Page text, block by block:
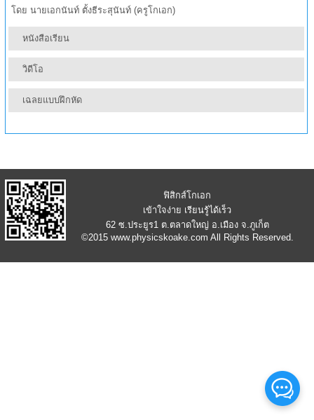
โดย นายเอกนันท์ ตั้งธีระสุนันท์ (ครูโกเอก)
หนังสือเรียน
วิดีโอ
เฉลยข้อสอบ PAT2 ฟิสิกส์ ก.พ.63 ครั้งที่1
เฉลยแบบฝึกหัด
ฟิสิกส์โกเอก
เข้าใจง่าย เรียนรู้ได้เร็ว
62 ซ.ประยูร1 ต.ตลาดใหญ่ อ.เมือง จ.ภูเก็ต
©2015 www.physicskoake.com All Rights Reserved.